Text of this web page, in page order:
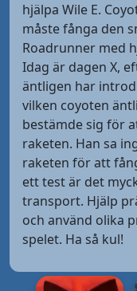
hjälpa Wile E.
måste fånga den
Roadrunner med
Idag är dagen X,
äntligen har
vilken coyoten
bestämde sig för
raketen. Han sa
raketen för att
ett test är det
transport. Hjälp
och använd olika
spelet. Ha så kul!